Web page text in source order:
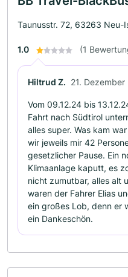
Taunusstr. 72, 63263 Neu-
1.0 (1
Hiltrud Z. 21.
Vom 09.12.24 bis
Fahrt nach Südtirol
alles super. Was kam
wir jeweils mir 42
gesetzlicher Pause. Ein
Klimaanlage kaputt, es
nicht zumutbar, alles alt
waren der Fahrer Elias
ein großes Lob, denn er
ein Dankeschön.